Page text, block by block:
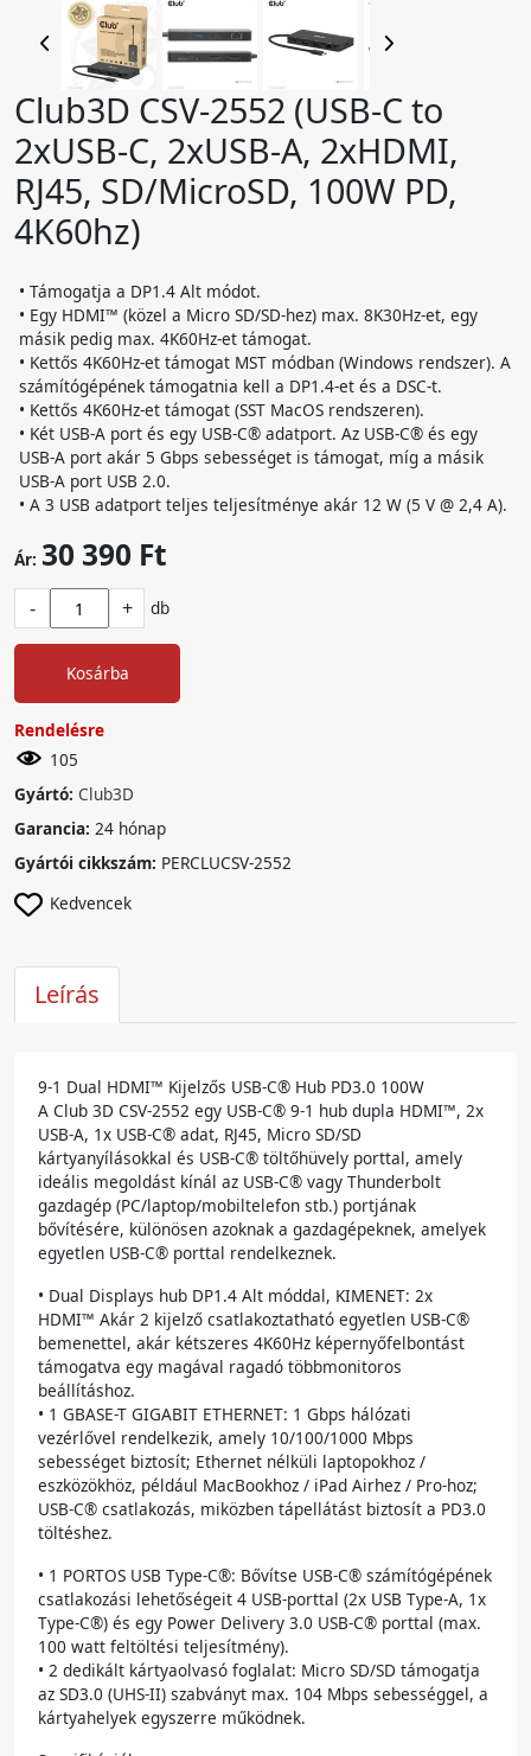
Club3D CSV-2552 (USB-C to
2xUSB-C, 2xUSB-A, 2xHDMI,
RJ45, SD/MicroSD, 100W PD,
4K60hz)
• Támogatja a DP1.4 Alt módot.
• Egy HDMI™ (közel a Micro SD/SD-hez) max. 8K30Hz-et, egy
másik pedig max. 4K60Hz-et támogat.
• Kettős 4K60Hz-et támogat MST módban (Windows rendszer). A
számítógépének támogatnia kell a DP1.4-et és a DSC-t.
• Kettős 4K60Hz-et támogat (SST MacOS rendszeren).
• Két USB-A port és egy USB-C® adatport. Az USB-C® és egy
USB-A port akár 5 Gbps sebességet is támogat, míg a másik
USB-A port USB 2.0.
• A 3 USB adatport teljes teljesítménye akár 12 W (5 V @ 2,4 A).
Ár: 30 390 Ft
- + db
Kosárba
Rendelésre
105
Gyártó: Club3D
Garancia: 24 hónap
Gyártói cikkszám: PERCLUCSV-2552
Kedvencek
Leírás
9-1 Dual HDMI™ Kijelzős USB-C® Hub PD3.0 100W
A Club 3D CSV-2552 egy USB-C® 9-1 hub dupla HDMI™, 2x
USB-A, 1x USB-C® adat, RJ45, Micro SD/SD
kártyanyílásokkal és USB-C® töltőhüvely porttal, amely
ideális megoldást kínál az USB-C® vagy Thunderbolt
gazdagép (PC/laptop/mobiltelefon stb.) portjának
bővítésére, különösen azoknak a gazdagépeknek, amelyek
egyetlen USB-C® porttal rendelkeznek.
• Dual Displays hub DP1.4 Alt móddal, KIMENET: 2x
HDMI™ Akár 2 kijelző csatlakoztatható egyetlen USB-C®
bemenettel, akár kétszeres 4K60Hz képernyőfelbontást
támogatva egy magával ragadó többmonitoros
beállításhoz.
• 1 GBASE-T GIGABIT ETHERNET: 1 Gbps hálózati
vezérlővel rendelkezik, amely 10/100/1000 Mbps
sebességet biztosít; Ethernet nélküli laptopokhoz /
eszközökhöz, például MacBookhoz / iPad Airhez / Pro-hoz;
USB-C® csatlakozás, miközben tápellátást biztosít a PD3.0
töltéshez.
• 1 PORTOS USB Type-C®: Bővítse USB-C® számítógépének
csatlakozási lehetőségeit 4 USB-porttal (2x USB Type-A, 1x
Type-C®) és egy Power Delivery 3.0 USB-C® porttal (max.
100 watt feltöltési teljesítmény).
• 2 dedikált kártyaolvasó foglalat: Micro SD/SD támogatja
az SD3.0 (UHS-II) szabványt max. 104 Mbps sebességgel, a
kártyahelyek egyszerre működnek.